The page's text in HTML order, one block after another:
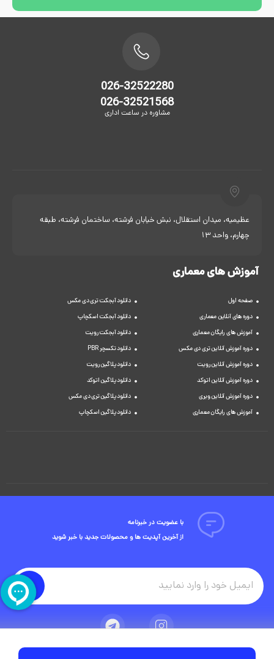
026-32522280
026-32521568
مشاوره در ساعت اداری
عظیمیه، میدان استقلال، نبش خیابان فرشته، ساختمان فرشته، طبقه
چهارم، واحد 13
آموزش های معماری
صفحه اول
دوره های آنلاین معماری
آموزش های رایگان معماری
دوره آموزش آنلاین تری دی مکس
دوره آموزش آنلاین رویت
دوره آموزش آنلاین اتوکد
دوره آموزش آنلاین ویری
آموزش های رایگان معماری
دانلود آبجکت تری دی مکس
دانلود آبجکت اسکچاپ
دانلود آبجکت رویت
دانلود تکسچر PBR
دانلود پلاگین رویت
دانلود پلاگین اتوکد
دانلود پلاگین تری دی مکس
دانلود پلاگین اسکچاپ
با عضویت در خبرنامه
از آخرین آپدیت ها و محصولات جدید با خبر شوید